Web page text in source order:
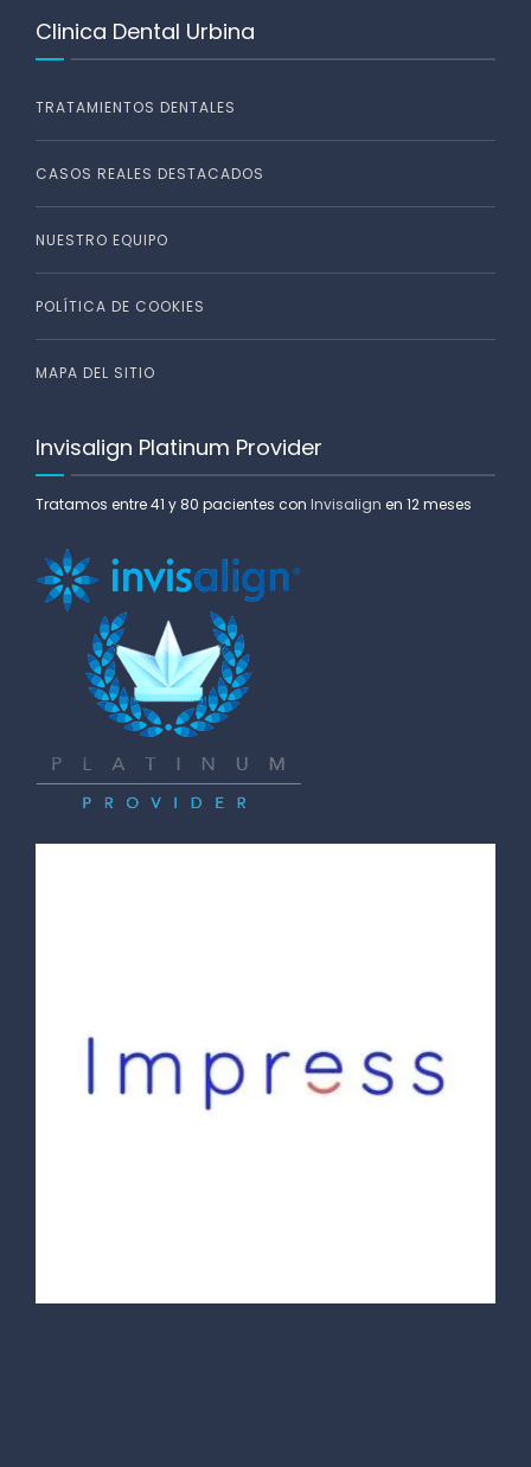
Clinica Dental Urbina
TRATAMIENTOS DENTALES
CASOS REALES DESTACADOS
NUESTRO EQUIPO
POLÍTICA DE COOKIES
MAPA DEL SITIO
Invisalign Platinum Provider
Tratamos entre 41 y 80 pacientes con Invisalign en 12 meses